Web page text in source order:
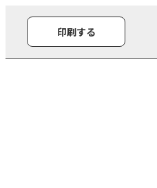
印刷する